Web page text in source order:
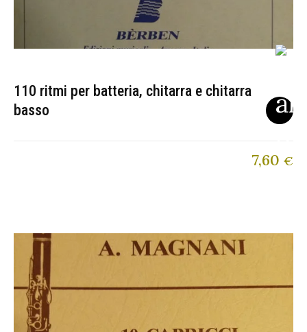
110 ritmi per batteria, chitarra e chitarra
basso
7,60 €